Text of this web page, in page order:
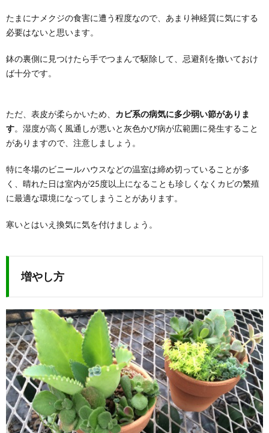
たまにナメクジの食害に遭う程度なので、あまり神経質に気にする
必要はないと思います。
鉢の裏側に見つけたら手でつまんで駆除して、忌避剤を撒いておけ
ば十分です。
ただ、表皮が柔らかいため、 カビ系の病気に多少弱い節がありま
す。湿度が高く風通しが悪いと灰色かび病が広範囲に発生すること
がありますので、注意しましょう。
特に冬場のビニールハウスなどの温室は締め切っていることが多
く、晴れた日は室内が25度以上になることも珍しくなくカビの繁殖
に最適な環境になってしまうことがあります。
寒いとはいえ換気に気を付けましょう。
増やし方